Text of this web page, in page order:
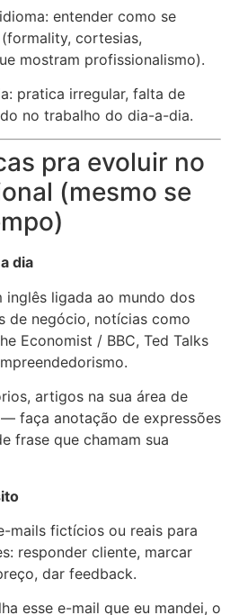
entender como se
cortesias,
mostram profissionalismo).
pratica irregular, falta de
no trabalho do dia-a-dia.
pra evoluir no
(mesmo se
dia
inglês ligada ao mundo dos
de negócio, notícias como
Economist / BBC, Ted Talks
artigos na sua área de
faça anotação de expressões
frase que chamam sua
mails fictícios ou reais para
responder cliente, marcar
dar feedback.
esse e-mail que eu mandei, o